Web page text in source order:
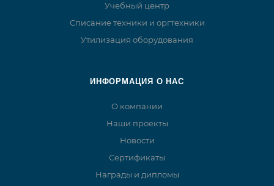
Учебный центр
Списание техники и оргтехники
Утилизация оборудования
ИНФОРМАЦИЯ О НАС
О компании
Наши проекты
Новости
Сертификаты
Награды и дипломы